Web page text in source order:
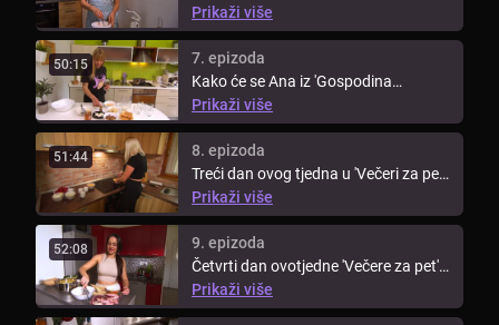
Savršeni', Sarah, otvorila je novi ...
Prikaži više
50:15
7. epizoda
Kako će se Ana iz 'Gospodina
Savršenog' snaći u kuhinji i što je ...
Prikaži više
51:44
8. epizoda
Treći dan ovog tjedna u 'Večeri za pet'
djevojke iz 'Gospodina ...
Prikaži više
52:08
9. epizoda
Četvrti dan ovotjedne 'Večere za pet'
uz kandidatkinje showa ...
Prikaži više